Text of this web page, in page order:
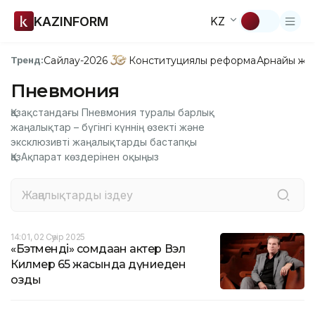
KAZINFORM KZ
Тренд:Сайлау-2026 Конституциялық реформаАрнайы
Пневмония
Қазақстандағы Пневмония туралы барлық
жаңалықтар – бүгінгі күннің өзекті және
эксклюзивті жаңалықтарды бастапқы
ҚазАқпарат көздерінен оқыңыз
14:01, 02 Сәуір 2025
«Бэтменді» сомдаған актер Вэл
Килмер 65 жасында дүниеден
озды